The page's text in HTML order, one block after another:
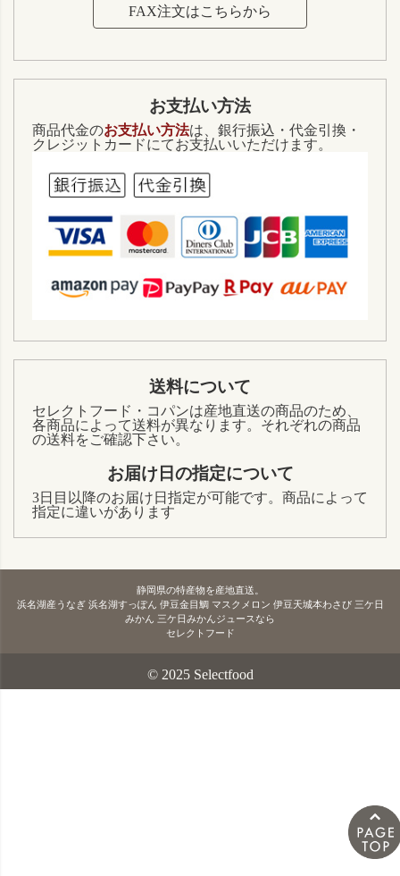
FAX注文はこちらから
お支払い方法
商品代金のお支払い方法は、銀行振込・代金引換・
クレジットカードにてお支払いいただけます。
送料について
セレクトフード・コパンは産地直送の商品のため、
各商品によって送料が異なります。それぞれの商品
の送料をご確認下さい。
お届け日の指定について
3日目以降のお届け日指定が可能です。商品によって
指定に違いがあります
静岡県の特産物を産地直送。
浜名湖産うなぎ 浜名湖すっぽん 伊豆金目鯛 マスクメロン 伊豆天城本わさび 三ケ日
みかん 三ケ日みかんジュースなら
セレクトフード
© 2025 Selectfood